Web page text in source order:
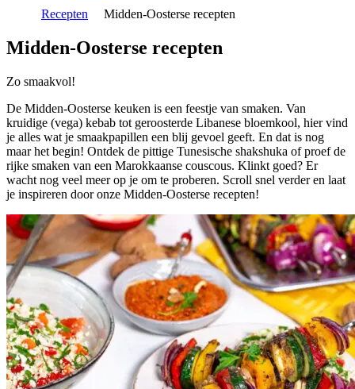
Recepten
Midden-Oosterse recepten
Midden-Oosterse recepten
Zo smaakvol!
De Midden-Oosterse keuken is een feestje van smaken. Van
kruidige (vega) kebab tot geroosterde Libanese bloemkool, hier vind
je alles wat je smaakpapillen een blij gevoel geeft. En dat is nog
maar het begin! Ontdek de pittige Tunesische shakshuka of proef de
rijke smaken van een Marokkaanse couscous. Klinkt goed? Er
wacht nog veel meer op je om te proberen. Scroll snel verder en laat
je inspireren door onze Midden-Oosterse recepten!